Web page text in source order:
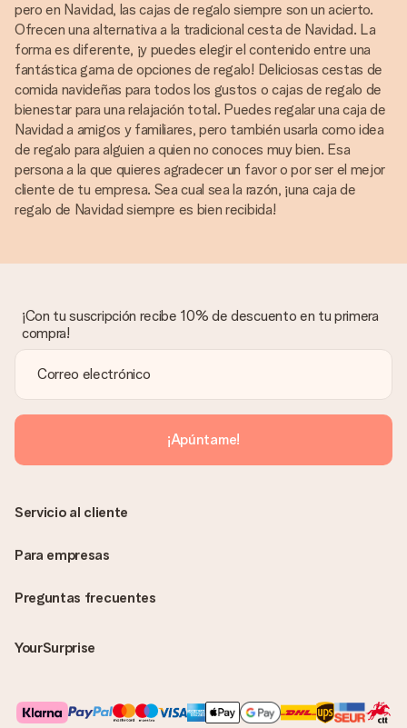
pero en Navidad, las cajas de regalo siempre son un acierto.
Ofrecen una alternativa a la tradicional cesta de Navidad. La
forma es diferente, ¡y puedes elegir el contenido entre una
fantástica gama de opciones de regalo! Deliciosas cestas de
comida navideñas para todos los gustos o cajas de regalo de
bienestar para una relajación total. Puedes regalar una caja de
Navidad a amigos y familiares, pero también usarla como idea
de regalo para alguien a quien no conoces muy bien. Esa
persona a la que quieres agradecer un favor o por ser el mejor
cliente de tu empresa. Sea cual sea la razón, ¡una caja de
regalo de Navidad siempre es bien recibida!
¡Con tu suscripción recibe 10% de descuento en tu primera
compra!
¡Apúntame!
Preguntas frecuentes
YourSurprise
Servicio al cliente
Para empresas